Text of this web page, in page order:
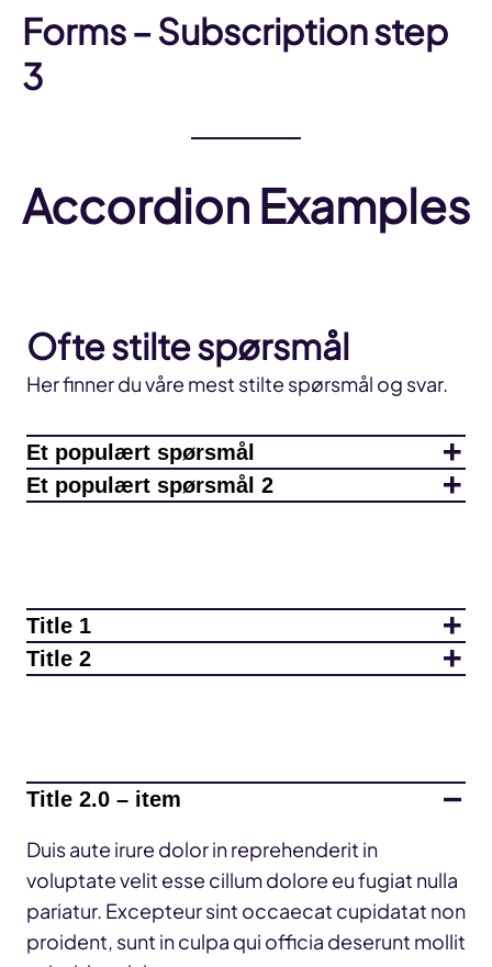
Forms – Subscription step
3
Accordion Examples
Ofte stilte spørsmål
Her finner du våre mest stilte spørsmål og svar.
Et populært spørsmål
Et populært spørsmål 2
Title 1
Title 2
Title 2.0 – item
Duis aute irure dolor in reprehenderit in
voluptate velit esse cillum dolore eu fugiat nulla
pariatur. Excepteur sint occaecat cupidatat non
proident, sunt in culpa qui officia deserunt mollit